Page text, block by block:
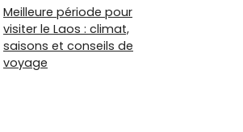
Meilleure période pour
visiter le Laos : climat,
saisons et conseils de
voyage